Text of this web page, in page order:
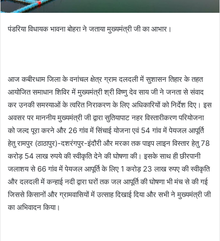
पंडरिया विधायक भावना बोहरा ने जताया मुख्यमंत्री जी का आभार।
आज कबीरधाम जिला के वनांचल क्षेत्र ग्राम दलदली में सुशासन तिहार के तहत
आयोजित समाधान शिविर में मुख्यमंत्री श्री विष्णु देव साय जी ने जनता से संवाद
कर उनकी समस्याओं के त्वरित निराकरण के लिए अधिकारियों को निर्देश दिए। इस
अवसर पर माननीय मुख्यमंत्री जी द्वारा सुतियापाट नहर विस्तारीकरण परियोजना
को जल्द पूरा करने और 26 गांव में सिंचाई योजना एवं 54 गांव में पेयजल आपूर्ति
हेतु रामपुर (ठाठापुर)-दशरंगपुर-इंदौरी और मरका तक पाइप लाइन विस्तार हेतु 78
करोड़ 54 लाख रुपये की स्वीकृति देने की घोषणा की। इसके साथ ही छीरपानी
जलाशय से 66 गांव में पेयजल आपूर्ति के लिए 1 करोड़ 23 लाख रुपए की स्वीकृति
और दलदली में कन्हाई नदी द्वारा घरों तक जल आपूर्ति की घोषणा भी मंच से की गई
जिससे किसानों और ग्रामवासियों में उत्साह दिखाई दिया और सभी ने मुख्यमंत्री जी
का अभिवादन किया।